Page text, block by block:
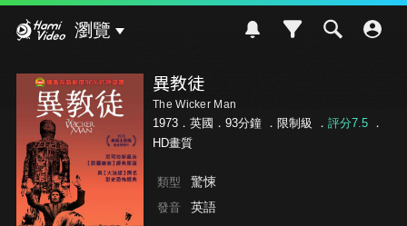
瀏覽
異教徒
The Wicker Man
1973．英國．93分鐘 ． 限制級 ． 評分7.5．
HD畫質
類型 驚悚
發音 英語